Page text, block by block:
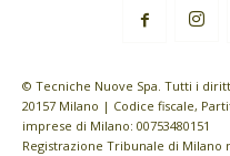
© Tecniche Nuove Spa. Tutti i
20157 Milano | Codice fiscale,
imprese di Milano: 00753480151
Registrazione Tribunale di Milano